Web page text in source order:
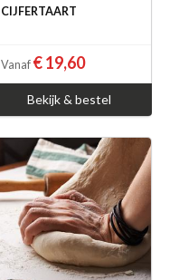
CIJFERTAART
Vanaf € 19,60
Bekijk & bestel